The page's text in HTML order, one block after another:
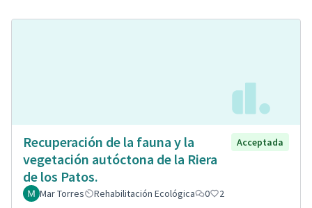
Recuperación de la fauna y la
vegetación autóctona de la Riera
de los Patos.
Acceptada
Mar Torres Rehabilitación Ecológica 0 2